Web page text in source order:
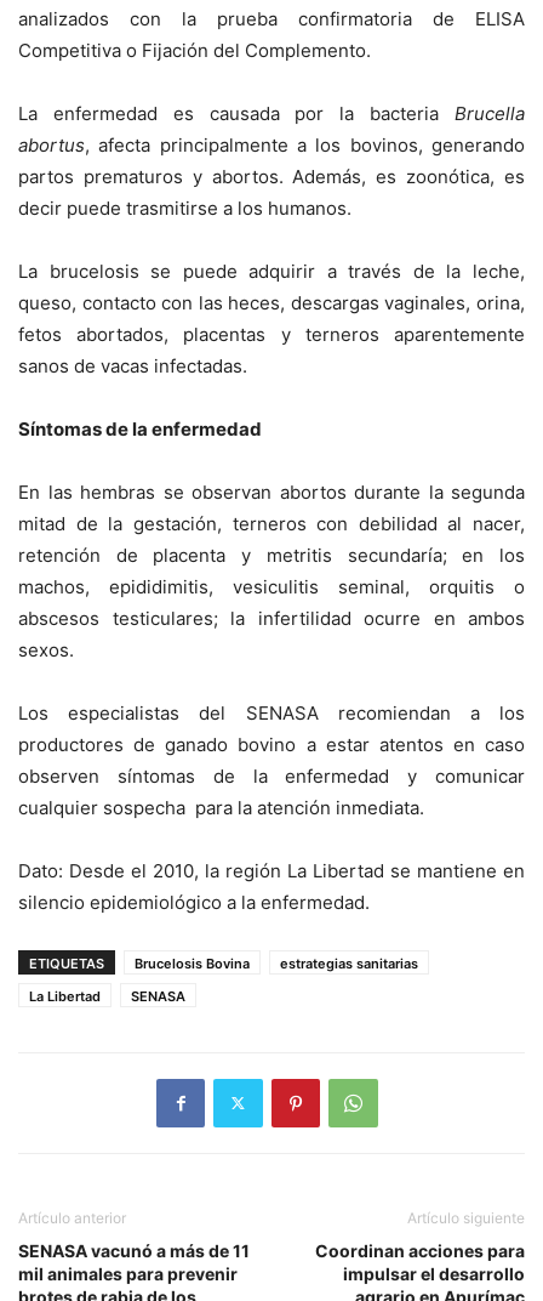
analizados con la prueba confirmatoria de ELISA
Competitiva o Fijación del Complemento.
La enfermedad es causada por la bacteria Brucella
abortus, afecta principalmente a los bovinos, generando
partos prematuros y abortos. Además, es zoonótica, es
decir puede trasmitirse a los humanos.
La brucelosis se puede adquirir a través de la leche,
queso, contacto con las heces, descargas vaginales, orina,
fetos abortados, placentas y terneros aparentemente
sanos de vacas infectadas.
Síntomas de la enfermedad
En las hembras se observan abortos durante la segunda
mitad de la gestación, terneros con debilidad al nacer,
retención de placenta y metritis secundaría; en los
machos, epididimitis, vesiculitis seminal, orquitis o
abscesos testiculares; la infertilidad ocurre en ambos
sexos.
Los especialistas del SENASA recomiendan a los
productores de ganado bovino a estar atentos en caso
observen síntomas de la enfermedad y comunicar
cualquier sospecha para la atención inmediata.
Dato: Desde el 2010, la región La Libertad se mantiene en
silencio epidemiológico a la enfermedad.
ETIQUETAS Brucelosis Bovina
estrategias sanitarias
La Libertad
SENASA
Artículo anterior
SENASA vacunó a más de 11
mil animales para prevenir
brotes de rabia de los
Artículo siguiente
Coordinan acciones para
impulsar el desarrollo
agrario en Apurímac